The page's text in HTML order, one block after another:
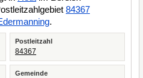
84367
.
Postleitzahl
84367
Gemeinde